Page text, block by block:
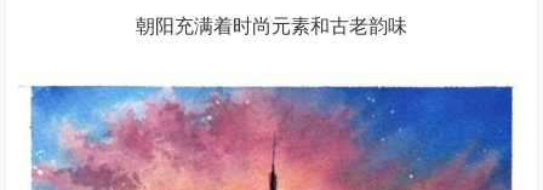
朝阳充满着时尚元素和古老韵味